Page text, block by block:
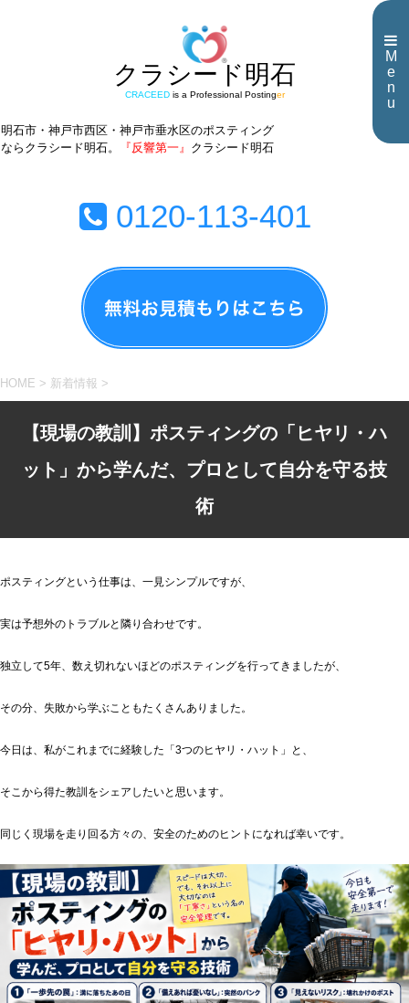
M
e
n
u
クラシード明石
CRACEEDis a Professional Postinger
明石市・神戸市西区・神戸市垂水区のポスティング
ならクラシード明石。
『反響第一』 クラシード明石
0120-113-401
HOME > 新着情報 >
【現場の教訓】ポスティングの「ヒヤリ・ハ
ット」から学んだ、プロとして自分を守る技
術
ポスティングという仕事は、一見シンプルですが、
実は予想外のトラブルと隣り合わせです。
独立して5年、数え切れないほどのポスティングを行ってきましたが、
その分、失敗から学ぶこともたくさんありました。
今日は、私がこれまでに経験した「3つのヒヤリ・ハット」と、
そこから得た教訓をシェアしたいと思います。
同じく現場を走り回る方々の、安全のためのヒントになれば幸いです。